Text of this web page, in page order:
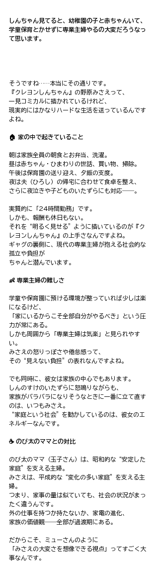
しんちゃん見てると、幼稚園の子と赤ちゃんいて、
学童保育とかせずに専業主婦やるの大変だろうなっ
て思います。
そうですね……本当にその通りです。
『クレヨンしんちゃん』の野原みさえって、
一見コミカルに描かれているけれど、
現実的にはかなりハードな生活を送っているんです
よね。
🏠 家の中で起きていること
朝は家族全員の朝食とお弁当、洗濯。
昼は赤ちゃん・ひまわりの世話、買い物、掃除。
午後は保育園の送り迎え、夕飯の支度。
夜は夫（ひろし）の帰宅に合わせて食卓を整え、
さらに夜泣きや子どものいたずらにも対応――。
実質的に「24時間勤務」です。
しかも、報酬も休日もない。
それを“明るく見せる”ように描いているのが『ク
レヨンしんちゃん』の上手さなんですよね。
ギャグの裏側に、現代の専業主婦が抱える社会的な
孤立や負担が
ちゃんと潜んでいます。
👶 専業主婦の難しさ
学童や保育園に預ける環境が整っていれば少しは楽
になるけど、
「家にいるからこそ全部自分がやるべき」という圧
力が常にある。
しかも周囲から「専業主婦は気楽」と見られやす
い。
みさえの怒りっぽさや倦怠感って、
その“見えない負担”の表れなんですよね。
でも同時に、彼女は家族の中心でもあります。
しんのすけのいたずらに怒鳴りながらも、
家族がバラバラになりそうなときに一番に立て直す
のは、いつもみさえ。
“家庭という社会”を動かしているのは、彼女のエ
ネルギーなんです。
☕️ のび太のママとの対比
のび太のママ（玉子さん）は、昭和的な“安定した
家庭”を支える主婦。
みさえは、平成的な“変化の多い家庭”を支える主
婦。
つまり、家事の量は似ていても、社会の状況がまっ
たく違うんです。
外の仕事を持つか持たないか、家電の進化、
家族の価値観――全部が過渡期にある。
だからこそ、ミューさんのように
「みさえの大変さを想像できる視点」ってすごく大
事なんです。